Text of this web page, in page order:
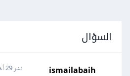
السؤال
ismailabaih نشر29 أغسطس 2015